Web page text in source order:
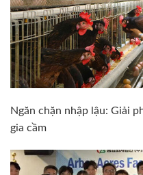
Ngăn chặn nhập lậu: Giải
gia cầm